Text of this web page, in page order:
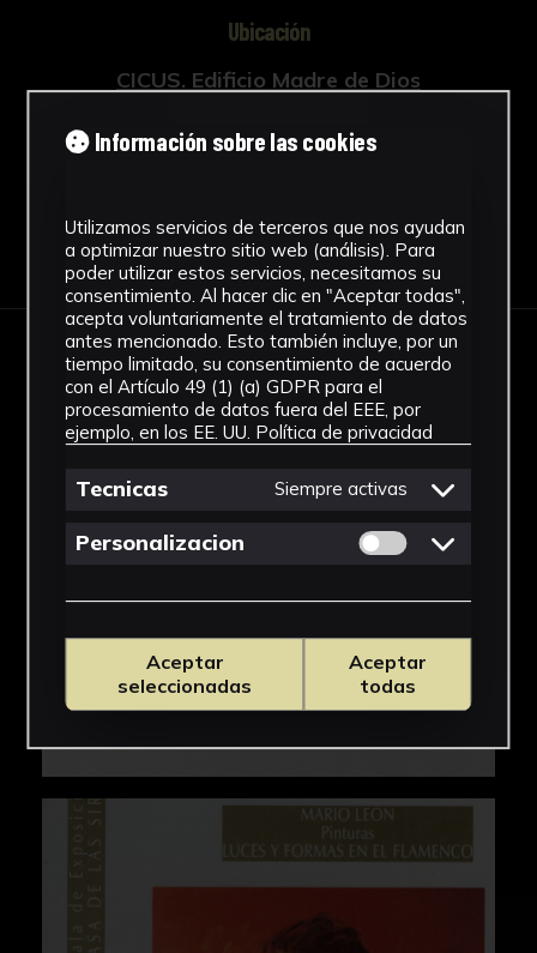
Ubicación
CICUS. Edificio Madre de Dios
Descargar Ficha
IMÁGENES
Información sobre las cookies
Utilizamos servicios de terceros que nos ayudan
a optimizar nuestro sitio web (análisis). Para
poder utilizar estos servicios, necesitamos su
consentimiento. Al hacer clic en "Aceptar todas",
acepta voluntariamente el tratamiento de datos
antes mencionado. Esto también incluye, por un
tiempo limitado, su consentimiento de acuerdo
con el Artículo 49 (1) (a) GDPR para el
procesamiento de datos fuera del EEE, por
ejemplo, en los EE. UU. Política de privacidad
Tecnicas Siempre activas
Personalizacion Permitir cookies
Aceptar
seleccionadas
Aceptar
todas